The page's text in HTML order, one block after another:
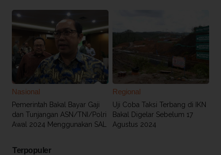
Nasional
Pemerintah Bakal Bayar Gaji
dan Tunjangan ASN/TNI/Polri
Awal 2024 Menggunakan SAL
Regional
Uji Coba Taksi Terbang di IKN
Bakal Digelar Sebelum 17
Agustus 2024
Terpopuler